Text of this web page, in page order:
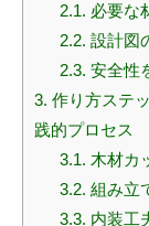
2.1. 必要な
2.2. 設計図
2.3. 安全性
3. 作り方ステ
践的プロセス
3.1. 木材カ
3.2. 組み立
3.3. 内装工